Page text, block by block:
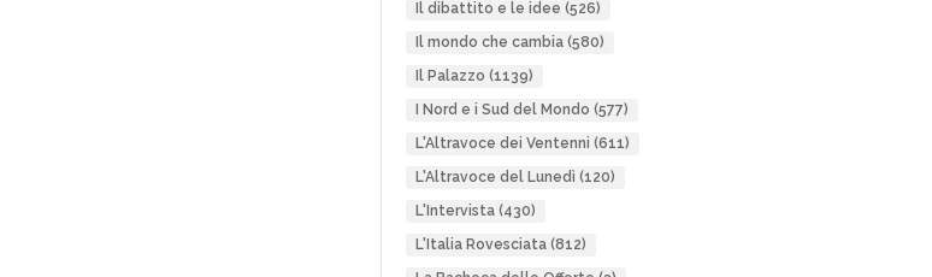
Il dibattito e le idee (526)
Il mondo che cambia(580)
Il Palazzo (1139)
I Nord e i Sud del Mondo (577)
L'Altravoce dei Ventenni (611)
L'Altravoce del Lunedì (120)
L'Intervista(430)
L'Italia Rovesciata(812)